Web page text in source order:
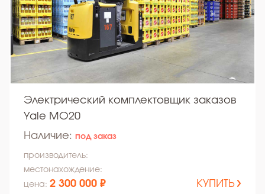
Электрический комплектовщик заказов
Yale MO20
Наличие: под заказ
производитель:
местонахождение:
цена: 2 300 000 ₽ КУПИТЬ